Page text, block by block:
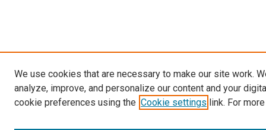
We use cookies that are necessary to make our site work.
analyze, improve, and personalize our content and your
cookie preferences using the Cookie settings link. For